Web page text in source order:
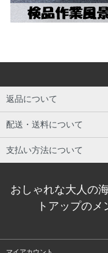
返品について
配送・送料について
支払い方法について
おしゃれな大人の
トアップのメ